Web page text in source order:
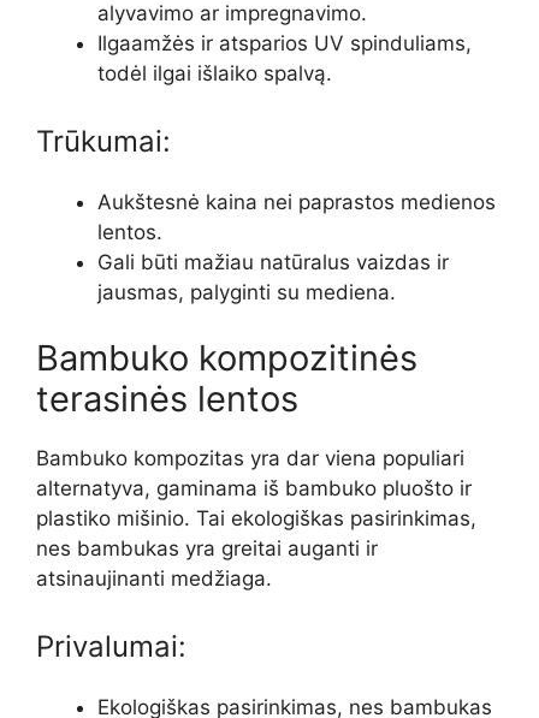
alyvavimo ar impregnavimo.
Ilgaamžės ir atsparios UV spinduliams,
todėl ilgai išlaiko spalvą.
Trūkumai:
Aukštesnė kaina nei paprastos medienos
lentos.
Gali būti mažiau natūralus vaizdas ir
jausmas, palyginti su mediena.
Bambuko kompozitinės
terasinės lentos
Bambuko kompozitas yra dar viena populiari
alternatyva, gaminama iš bambuko pluošto ir
plastiko mišinio. Tai ekologiškas pasirinkimas,
nes bambukas yra greitai auganti ir
atsinaujinanti medžiaga.
Privalumai:
Ekologiškas pasirinkimas, nes bambukas